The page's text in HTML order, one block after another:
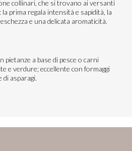
collinari, che si trovano ai versanti
prima regala intensità e sapidità, la
e una delicata aromaticità.
pietanze a base di pesce o carni
e verdure; eccellente con formaggi
di asparagi.